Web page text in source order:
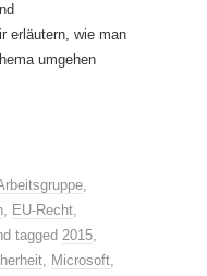
erläutern, wie man
umgehen
,
, EU-Recht,
tagged 2015,
, Microsoft,